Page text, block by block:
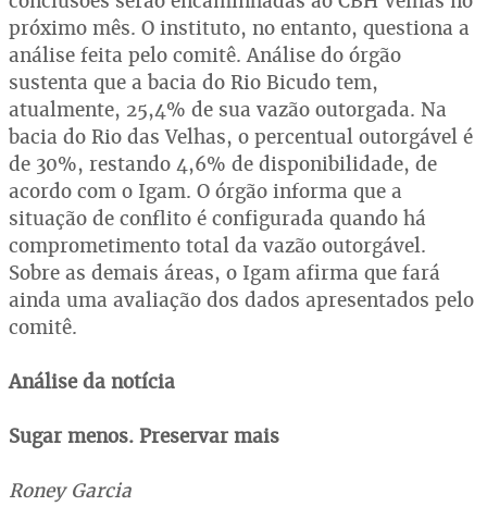
próximo mês. O instituto, no entanto, questiona a
análise feita pelo comitê. Análise do órgão
sustenta que a bacia do Rio Bicudo tem,
atualmente, 25,4% de sua vazão outorgada. Na
bacia do Rio das Velhas, o percentual outorgável é
de 30%, restando 4,6% de disponibilidade, de
acordo com o Igam. O órgão informa que a
situação de conflito é configurada quando há
comprometimento total da vazão outorgável.
Sobre as demais áreas, o Igam afirma que fará
ainda uma avaliação dos dados apresentados pelo
comitê.
Análise da notícia
Sugar menos. Preservar mais
Roney Garcia